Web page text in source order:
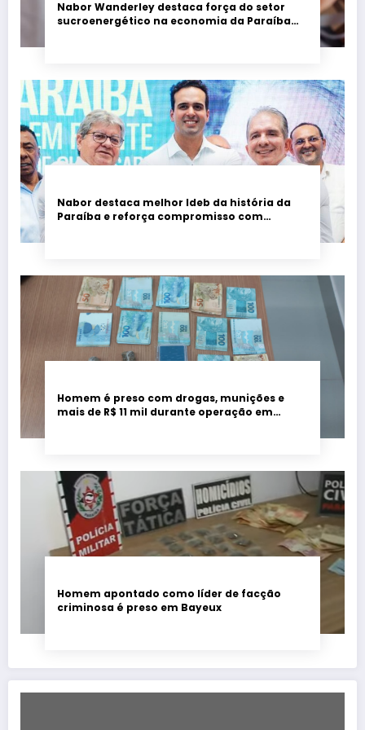
Nabor Wanderley destaca força do setor
sucroenergético na economia da Paraíba
Nabor destaca melhor Ideb da história da
Paraíba e reforça compromisso com
Homem é preso com drogas, munições e
mais de R$ 11 mil durante operação em
Homem apontado como líder de facção
criminosa é preso em Bayeux